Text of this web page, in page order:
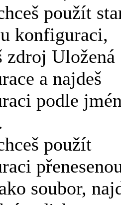
použít
konfiguraci,
zdroj Uložená
a najdeš
podle
použít
soubor,